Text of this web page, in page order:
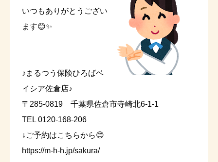
いつもありがとうござい
ます😊✨
♪まるつう保険ひろばベ
イシア佐倉店♪
〒285-0819 千葉県佐倉市寺崎北6-1-1
TEL 0120-168-206
↓ご予約はこちらから😊
https://m-h-h.jp/sakura/